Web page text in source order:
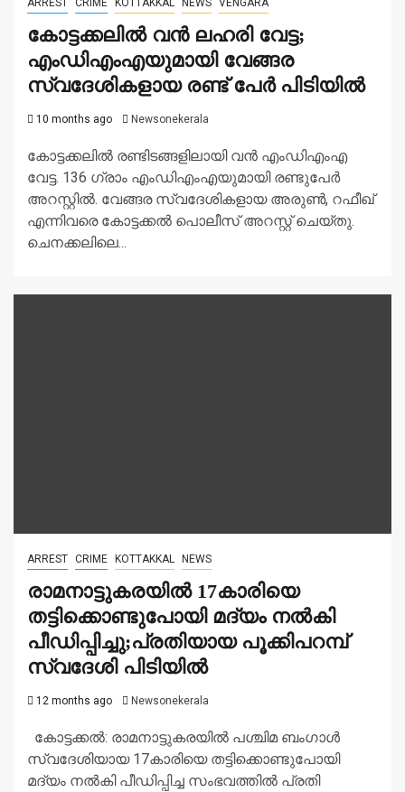
കോട്ടക്കലിൽ വൻ ലഹരി വേട്ട;
എംഡിഎംഎയുമായി വേങ്ങര
സ്വദേശികളായ രണ്ട് പേർ പിടിയിൽ
10 months ago Newsonekerala
കോട്ടക്കലിൽ രണ്ടിടങ്ങളിലായി വൻ എംഡിഎംഎ
വേട്ട. 136 ഗ്രാം എംഡിഎംഎയുമായി രണ്ടുപേര്‍
അറസ്റ്റില്‍. വേങ്ങര സ്വദേശികളായ അരുണ്‍, റഫീഖ്
എന്നിവരെ കോട്ടക്കൽ പൊലീസ് അറസ്റ്റ് ചെയ്തു.
ചെനക്കലിലെ...
ARREST CRIME KOTTAKKAL NEWS
രാമനാട്ടുകരയില്‍ 17കാരിയെ
തട്ടിക്കൊണ്ടുപോയി മദ്യം നല്‍കി
പീഡിപ്പിച്ചു;പ്രതിയായ പൂക്കിപറമ്പ്
സ്വദേശി പിടിയില്‍
12 months ago Newsonekerala
കോട്ടക്കൽ: രാമനാട്ടുകരയില്‍ പശ്ചിമ ബംഗാള്‍
സ്വദേശിയായ 17കാരിയെ തട്ടിക്കൊണ്ടുപോയി
മദ്യം നല്‍കി പീഡിപ്പിച്ച സംഭവത്തില്‍ പ്രതി